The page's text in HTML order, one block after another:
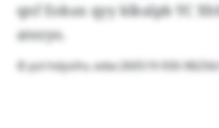
qnf Eokax qyy klkalpb YC
atezyo.
© pzl-hdysihv, edw:260519-930-98256/2